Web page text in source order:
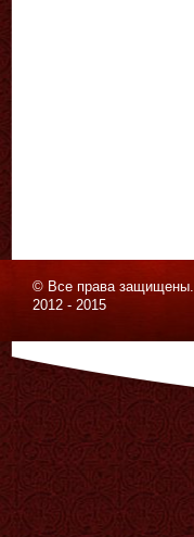
© Все права защищены.
2012 - 2015